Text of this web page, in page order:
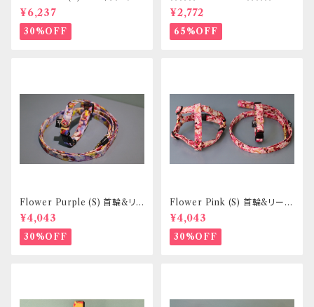
ドセット _ フントヒュッテオリジ
ナル
¥6,237
30%OFF
イズ 首輪&リードセット _ フント
ヒュッテオリジナル
¥2,772
65%OFF
Flower Purple (S) 首輪&リ
ードセット _ 小型犬・小柄な中
型犬向き _ フントヒュッテオリジ
ナル
¥4,043
30%OFF
Flower Pink (S) 首輪&リード
セット _ 小型犬・小柄な中型犬
向き _ フントヒュッテオリジナル
¥4,043
30%OFF